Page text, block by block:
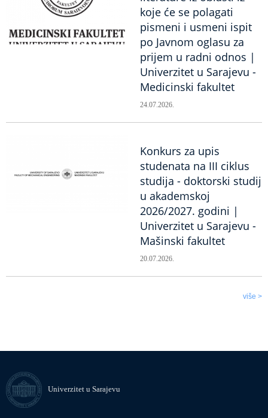
koje će se polagati
pismeni i usmeni ispit
po Javnom oglasu za
prijem u radni odnos |
Univerzitet u Sarajevu -
Medicinski fakultet
24.07.2026.
Konkurs za upis
studenata na III ciklus
studija - doktorski studij
u akademskoj
2026/2027. godini |
Univerzitet u Sarajevu -
Mašinski fakultet
20.07.2026.
više >
Univerzitet u Sarajevu